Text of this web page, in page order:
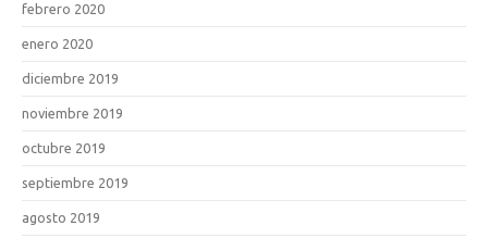
febrero 2020
enero 2020
diciembre 2019
noviembre 2019
octubre 2019
septiembre 2019
agosto 2019